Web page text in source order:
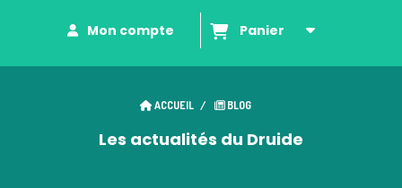
Mon compte Panier
ACCUEIL BLOG
Les actualités du Druide